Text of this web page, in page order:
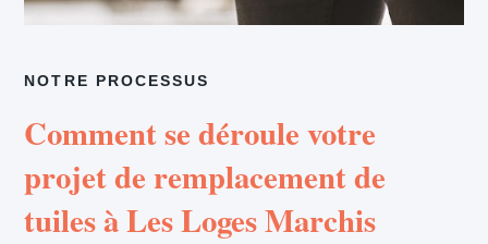
NOTRE PROCESSUS
Comment se déroule votre
projet de remplacement de
tuiles à Les Loges Marchis